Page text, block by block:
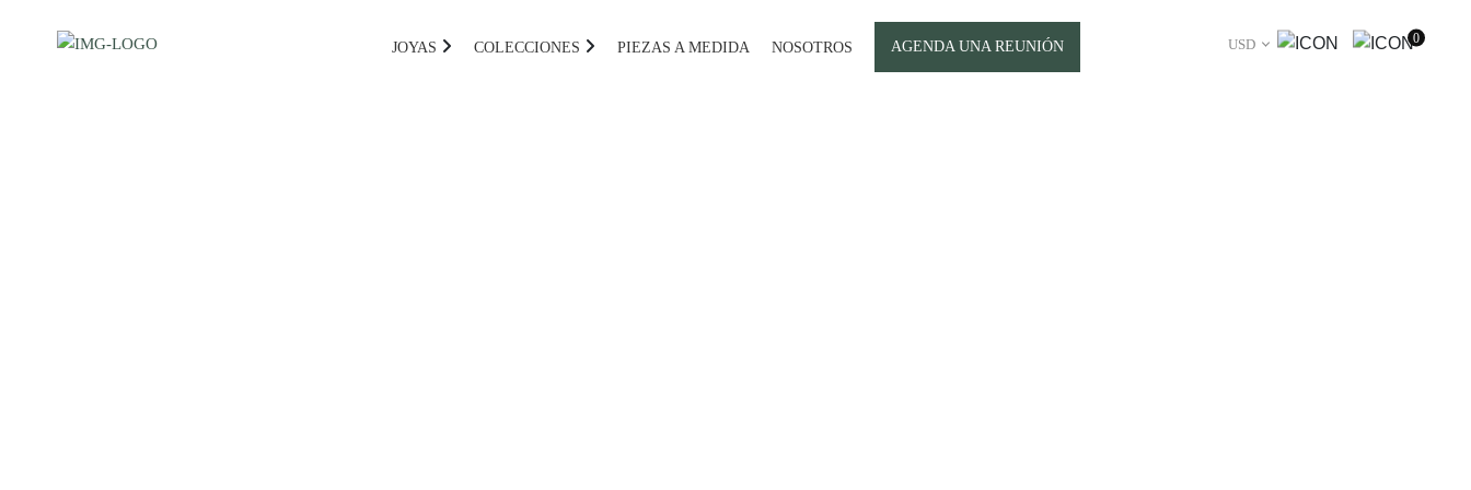
JOYAS COLECCIONES PIEZAS A MEDIDA NOSOTROS AGENDA UNA REUNIÓN USD 0